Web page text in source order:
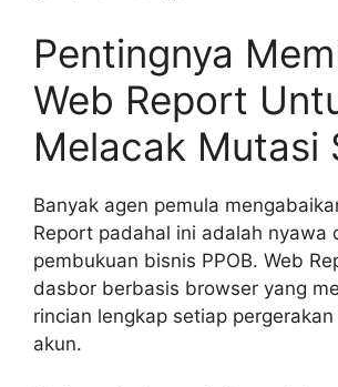
Pentingnya
Web Report
Melacak Mutasi
Banyak agen pemula
Report padahal ini adalah nyawa
pembukuan bisnis PPOB. Web
dasbor berbasis browser yang
rincian lengkap setiap
akun.